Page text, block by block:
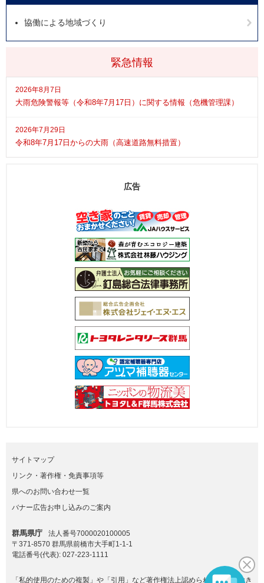
緊急情報
2026年8月7日
大雨危険警報等（令和8年7月17日）に関する情報（危機管理課）
2026年7月29日
令和8年7月17日からの大雨（高速道路無料措置）
協働による地域づくり
広告
サイトマップ
リンク・著作権・免責事項等
県へのお問い合わせ一覧
バナー広告お申し込みのご案内
群馬県庁
法人番号7000020100005
〒371-8570 群馬県前橋市大手町1-1-1
電話番号(代表): 027-223-1111
「私的使用のための複製」や「引用」など著作権法上認められた場合を除き